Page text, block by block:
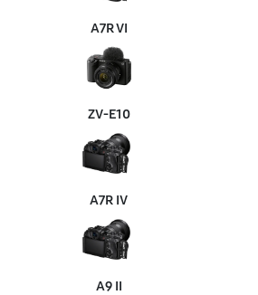
A7R VI
ZV‑E10
A7R IV
A9 II